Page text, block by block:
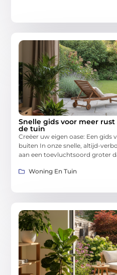
Snelle gids voor meer
de tuin
Creëer uw eigen oase: Een gids
buiten In onze snelle, altijd-
aan een toevluchtsoord groter
Woning En Tuin